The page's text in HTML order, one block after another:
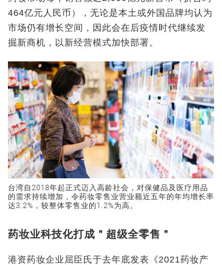
464亿元人民币），无论是本土或外国品牌均认为
市场仍有增长空间，因此会在后疫情时代继续发
掘新商机，以新经营模式加快部署。
台湾自2018年起正式迈入高龄社会，对保健品及医疗用品
的需求持续增加，令药妆零售业营业额近五年的年均增长率
达3.2%，较整体零售业的1.2%为高。
药妆业科技化打成＂超级全零售＂
港资药妆企业屈臣氏于去年底发表《2021药妆产